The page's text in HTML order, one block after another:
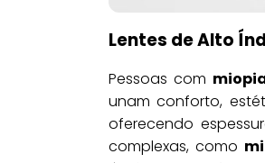
Lentes de Alto
Pessoas com
unam conforto,
oferecendo
complexas, como